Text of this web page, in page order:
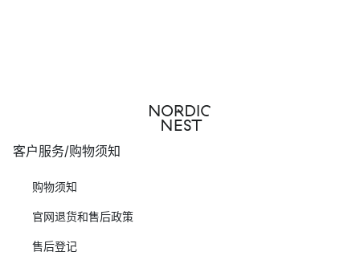
客户服务/购物须知
购物须知
官网退货和售后政策
售后登记